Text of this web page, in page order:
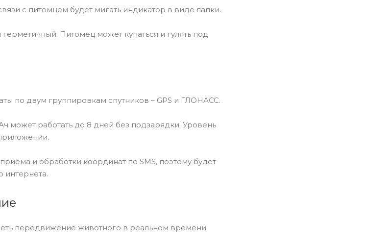
с питомцем будет мигать индикатор в виде лапки.
Питомец может купаться и гулять под
по двум группировкам спутников – GPS и ГЛОНАСС.
может работать до 8 дней без подзарядки. Уровень
и обработки координат по SMS, поэтому будет
интернета.
передвижение животного в реальном времени.